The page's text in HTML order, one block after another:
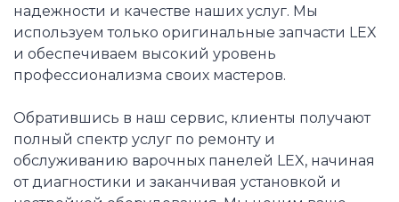
надежности и качестве наших услуг. Мы
используем только оригинальные запчасти LEX
и обеспечиваем высокий уровень
профессионализма своих мастеров.
Обратившись в наш сервис, клиенты получают
полный спектр услуг по ремонту и
обслуживанию варочных панелей LEX, начиная
от диагностики и заканчивая установкой и